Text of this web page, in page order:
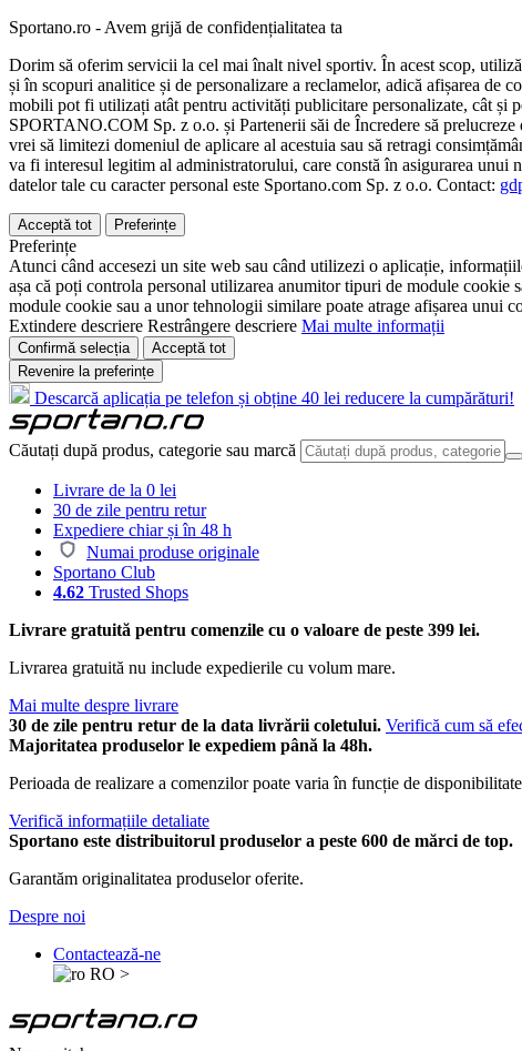
Sportano.ro - Avem grijă de confidențialitatea ta
Dorim să oferim servicii la cel mai înalt nivel sportiv. În acest scop,
și în scopuri analitice și de personalizare a reclamelor, adică afișarea de
mobili pot fi utilizați atât pentru activități publicitare personalizate, cât și
SPORTANO.COM Sp. z o.o. și Partenerii săi de Încredere să
vrei să limitezi domeniul de aplicare al acestuia sau să retragi
va fi interesul legitim al administratorului, care constă în asigurarea
datelor tale cu caracter personal este Sportano.com Sp. z o.o. Contact:
Acceptă tot Preferințe
Preferințe
Atunci când accesezi un site web sau când utilizezi o aplicație,
așa că poți controla personal utilizarea anumitor tipuri de module
module cookie sau a unor tehnologii similare poate atrage afișarea unui
Extindere descriere Restrângere descriere Mai multe informații
Confirmă selecția
Acceptă tot
Revenire la preferințe
Descarcă aplicația pe telefon și obține 40 lei reducere la cumpărături!
Căutați după produs, categorie sau marcă
Livrare de la 0 lei
30 de zile pentru retur
Expediere chiar și în 48 h
Numai produse originale
Sportano Club
4.62 Trusted Shops
Livrare gratuită pentru comenzile cu o valoare de peste 399 lei.
Livrarea gratuită nu include expedierile cu volum mare.
Mai multe despre livrare
30 de zile pentru retur de la data livrării coletului. Verifică cum să
Majoritatea produselor le expediem până la 48h.
Perioada de realizare a comenzilor poate varia în funcție de
Verifică informațiile detaliate
Sportano este distribuitorul produselor a peste 600 de mărci de top.
Garantăm originalitatea produselor oferite.
Despre noi
Contactează-ne
RO >